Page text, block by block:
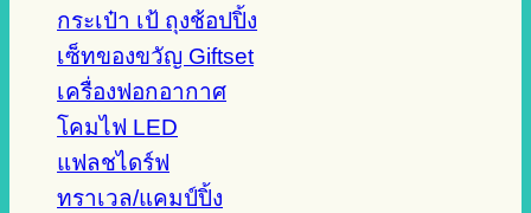
กระเป๋า เป้ ถุงช้อปปิ้ง
เซ็ทของขวัญ Giftset
เครื่องฟอกอากาศ
โคมไฟ LED
แฟลชไดร์ฟ
ทราเวล/แคมป์ปิ้ง